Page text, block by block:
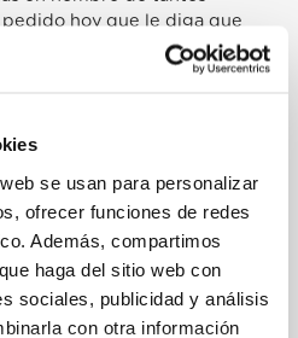
se usan para personalizar
ofrecer funciones de redes
Además, compartimos
haga del sitio web con
sociales, publicidad y análisis
con otra información